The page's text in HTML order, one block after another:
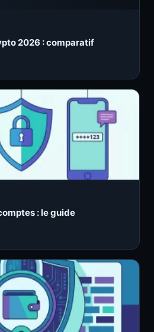
2026 : comparatif
: le guide